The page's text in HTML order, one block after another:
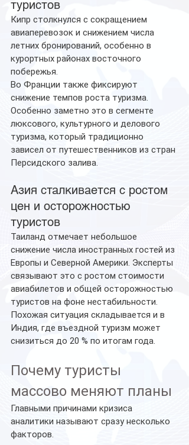
туристов
Кипр столкнулся с сокращением
авиаперевозок и снижением числа
летних бронирований, особенно в
курортных районах восточного
побережья.
Во Франции также фиксируют
снижение темпов роста туризма.
Особенно заметно это в сегменте
люксового, культурного и делового
туризма, который традиционно
зависел от путешественников из стран
Персидского залива.
Азия сталкивается с ростом
цен и осторожностью
туристов
Таиланд отмечает небольшое
снижение числа иностранных гостей из
Европы и Северной Америки. Эксперты
связывают это с ростом стоимости
авиабилетов и общей осторожностью
туристов на фоне нестабильности.
Похожая ситуация складывается и в
Индия, где въездной туризм может
снизиться до 20 % по итогам года.
Почему туристы
массово меняют планы
Главными причинами кризиса
аналитики называют сразу несколько
факторов.